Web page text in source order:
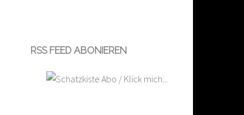
RSS FEED ABONIEREN